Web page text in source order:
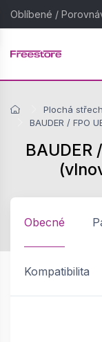
Oblíbené /
Plochá
BAUDER / FPO
BAUDER
Obecné
Kompatibilita